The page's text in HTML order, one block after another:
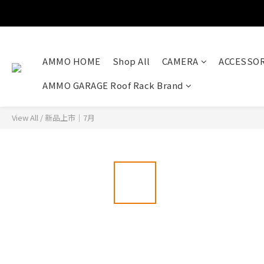
AMMO HOME Shop All CAMERA
AMMO GARAGE Roof Rack Brand
View All /新品上市｜7月